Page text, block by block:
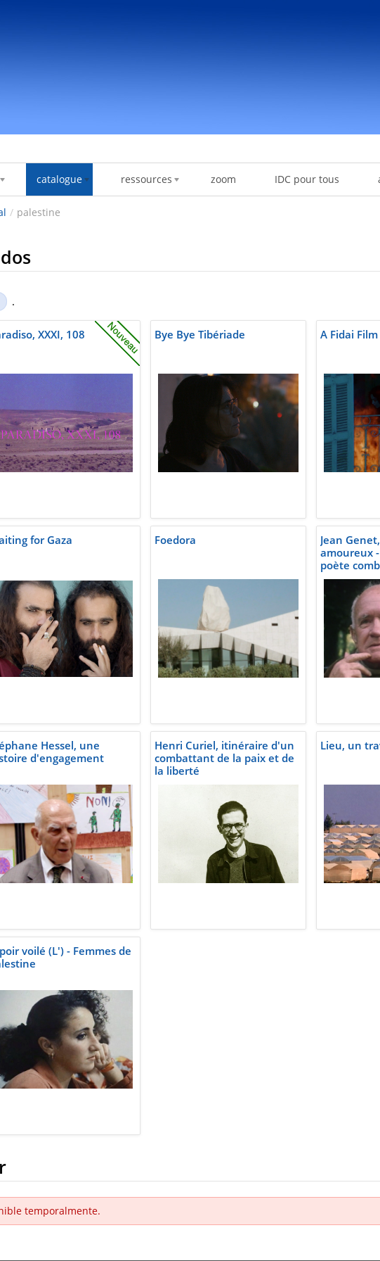
catalogue ressources zoom IDC pour tous
/ palestine
.
XXXI, 108 Bye Bye Tibériade A Fidai Film
for Gaza Foedora
Jean
amoureux
poète
Hessel, une
d'engagement
Henri Curiel, itinéraire d'un
combattant de la paix et de
la liberté
Lieu, un
voilé (L') - Femmes de
temporalmente.